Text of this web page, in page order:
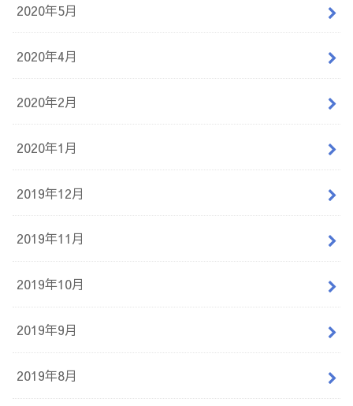
2020年5月
2020年4月
2020年2月
2020年1月
2019年12月
2019年11月
2019年10月
2019年9月
2019年8月